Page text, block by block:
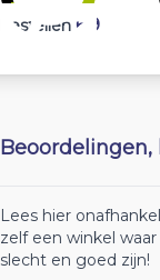
Bestellen 6.9
Lees hier
zelf een winkel
slecht en goed zijn!